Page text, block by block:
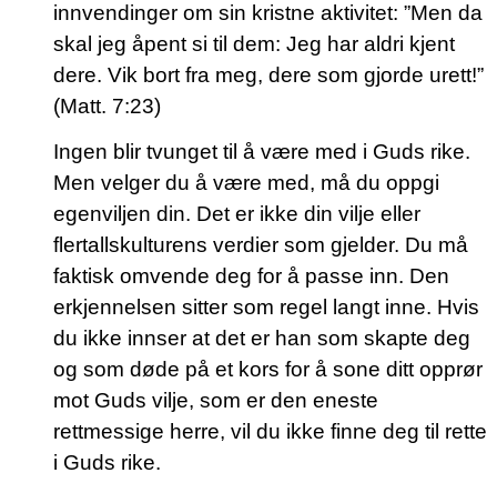
innvendinger om sin kristne aktivitet: ”Men da
skal jeg åpent si til dem: Jeg har aldri kjent
dere. Vik bort fra meg, dere som gjorde urett!”
(Matt. 7:23)
Ingen blir tvunget til å være med i Guds rike.
Men velger du å være med, må du oppgi
egenviljen din. Det er ikke din vilje eller
flertallskulturens verdier som gjelder. Du må
faktisk omvende deg for å passe inn. Den
erkjennelsen sitter som regel langt inne. Hvis
du ikke innser at det er han som skapte deg
og som døde på et kors for å sone ditt opprør
mot Guds vilje, som er den eneste
rettmessige herre, vil du ikke finne deg til rette
i Guds rike.